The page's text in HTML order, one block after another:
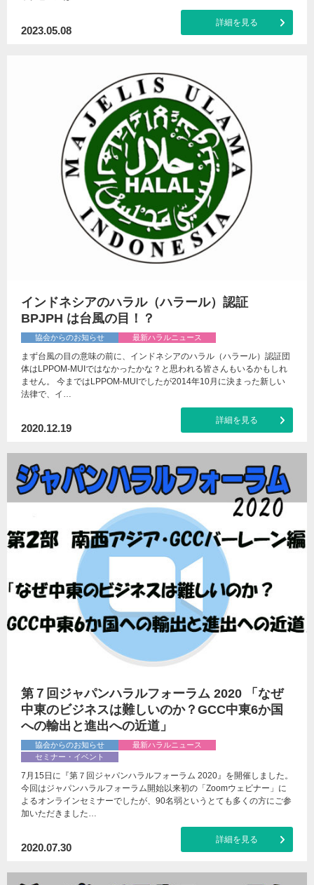
2023.05.08
詳細を見る
インドネシアのハラル（ハラール）認証
BPJPH は台風の目！？
協会からのお知らせ 最新ハラルニュース
まず台風の目の意味の前に、インドネシアのハラル（ハラール）認証団
体はLPPOM-MUIではなかったかな？と思われる皆さんもいるかもしれ
ません。 今まではLPPOM-MUIでしたが2014年10月に決まった新しい
法律で、イ…
2020.12.19
詳細を見る
第７回ジャパンハラルフォーラム 2020 「なぜ
中東のビジネスは難しいのか？GCC中東6か国
への輸出と進出への近道」
協会からのお知らせ
最新ハラルニュース
セミナー・イベント
7月15日に『第７回ジャパンハラルフォーラム 2020』を開催しました。
今回はジャパンハラルフォーラム開始以来初の「Zoomウェビナー」に
よるオンラインセミナーでしたが、90名弱というとても多くの方にご参
加いただきました…
2020.07.30
詳細を見る